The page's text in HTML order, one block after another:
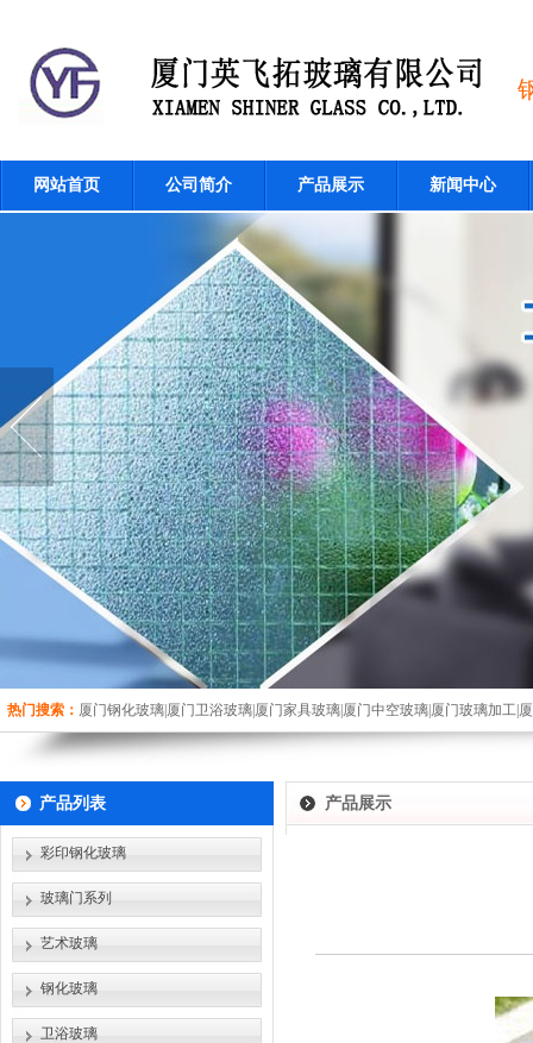
网站首页 公司简介 产品展示 新闻中心
热门搜索： 厦门钢化玻璃|厦门卫浴玻璃|厦门家具玻璃|厦门中空玻璃|厦门玻璃加工|
产品列表
彩印钢化玻璃
玻璃门系列
艺术玻璃
钢化玻璃
卫浴玻璃
产品展示